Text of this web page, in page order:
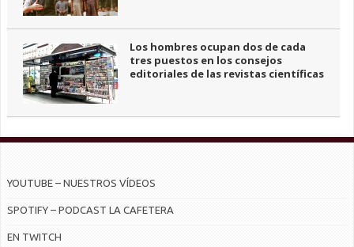
Los hombres ocupan dos de cada
tres puestos en los consejos
editoriales de las revistas científicas
YOUTUBE – NUESTROS VÍDEOS
SPOTIFY – PODCAST LA CAFETERA
EN TWITCH